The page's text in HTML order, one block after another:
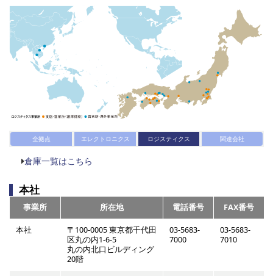
全拠点 エレクトロニクス ロジスティクス 関連会社
倉庫一覧はこちら
本社
事業所 所在地 電話番号 FAX番号
本社
〒100-0005 東京都千代田
区丸の内1-6-5
丸の内北口ビルディング
20階
03-5683-
7000
03-5683-
7010